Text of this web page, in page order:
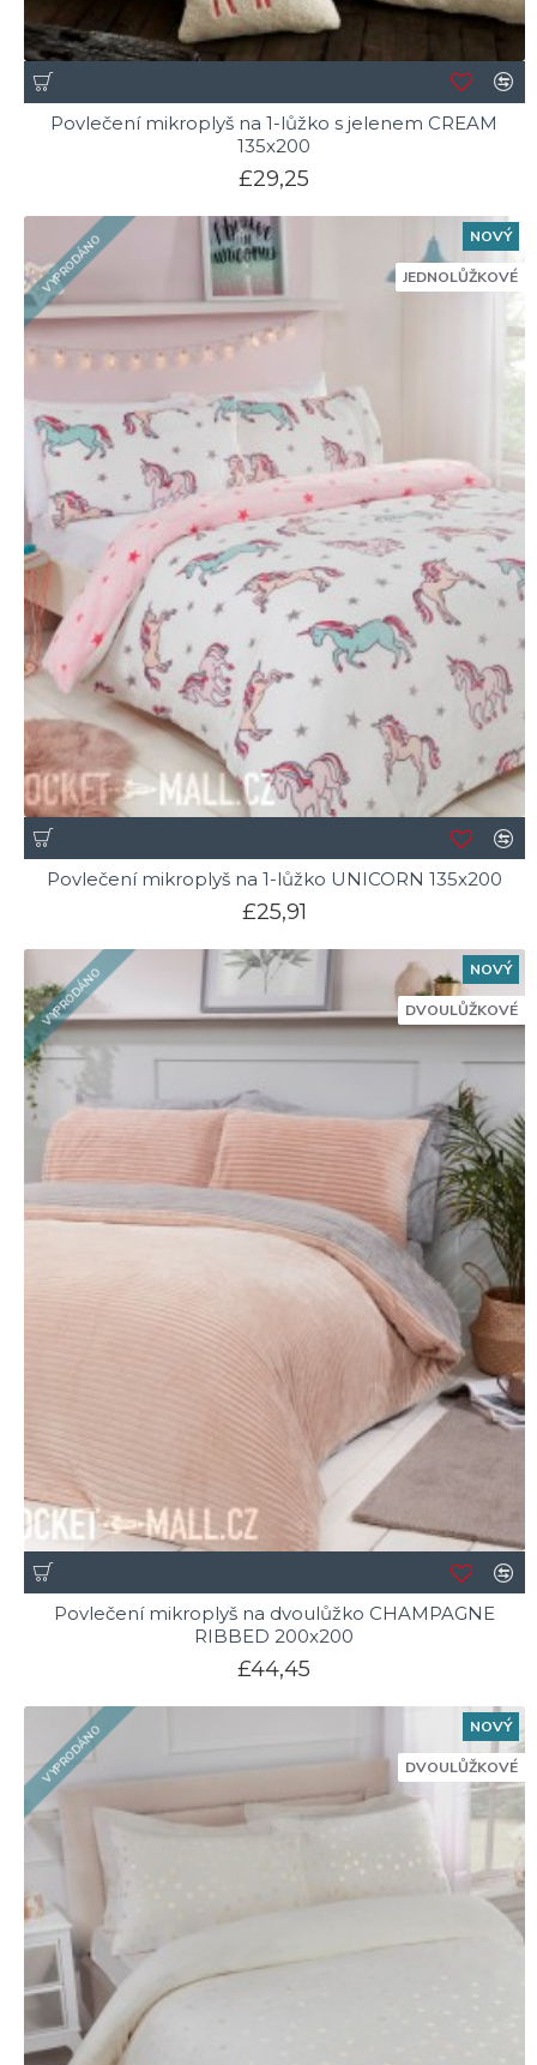
Povlečení mikroplyš na 1-lůžko s jelenem CREAM
135x200
£29,25
NOVÝ
JEDNOLŮŽKOVÉ
VYPRODÁNO
Povlečení mikroplyš na 1-lůžko UNICORN 135x200
£25,91
NOVÝ
DVOULŮŽKOVÉ
VYPRODÁNO
Povlečení mikroplyš na dvoulůžko CHAMPAGNE
RIBBED 200x200
£44,45
NOVÝ
DVOULŮŽKOVÉ
VYPRODÁNO